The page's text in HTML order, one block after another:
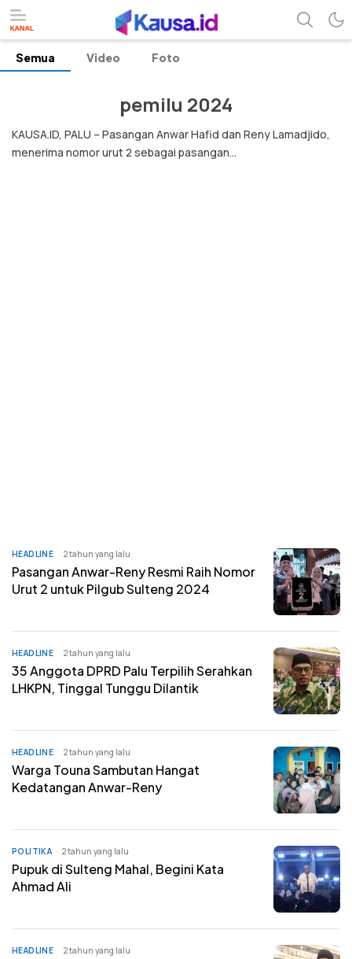
kausa
menuntaskan makna berita
Semua Video Foto
pemilu 2024
KAUSA.ID, PALU – Pasangan Anwar Hafid dan Reny Lamadjido,
menerima nomor urut 2 sebagai pasangan...
HEADLINE 2 tahun yang lalu
Pasangan Anwar-Reny Resmi Raih Nomor
Urut 2 untuk Pilgub Sulteng 2024
HEADLINE 2 tahun yang lalu
35 Anggota DPRD Palu Terpilih Serahkan
LHKPN, Tinggal Tunggu Dilantik
HEADLINE 2 tahun yang lalu
Warga Touna Sambutan Hangat
Kedatangan Anwar-Reny
POLITIKA 2 tahun yang lalu
Pupuk di Sulteng Mahal, Begini Kata
Ahmad Ali
HEADLINE 2 tahun yang lalu